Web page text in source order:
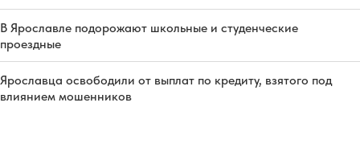
В Ярославле подорожают школьные и студенческие
проездные
Ярославца освободили от выплат по кредиту, взятого под
влиянием мошенников